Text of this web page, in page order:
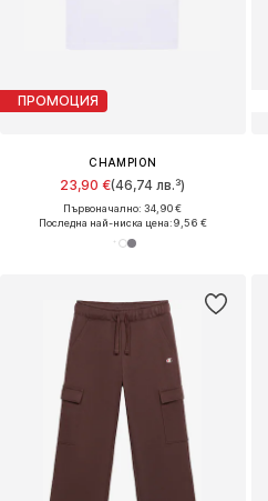
ПРОМОЦИЯ
CHAMPION
23,90 €(46,74 лв.³)
Първоначално: 34,90 €
Последна най-ниска цена:9,56 €